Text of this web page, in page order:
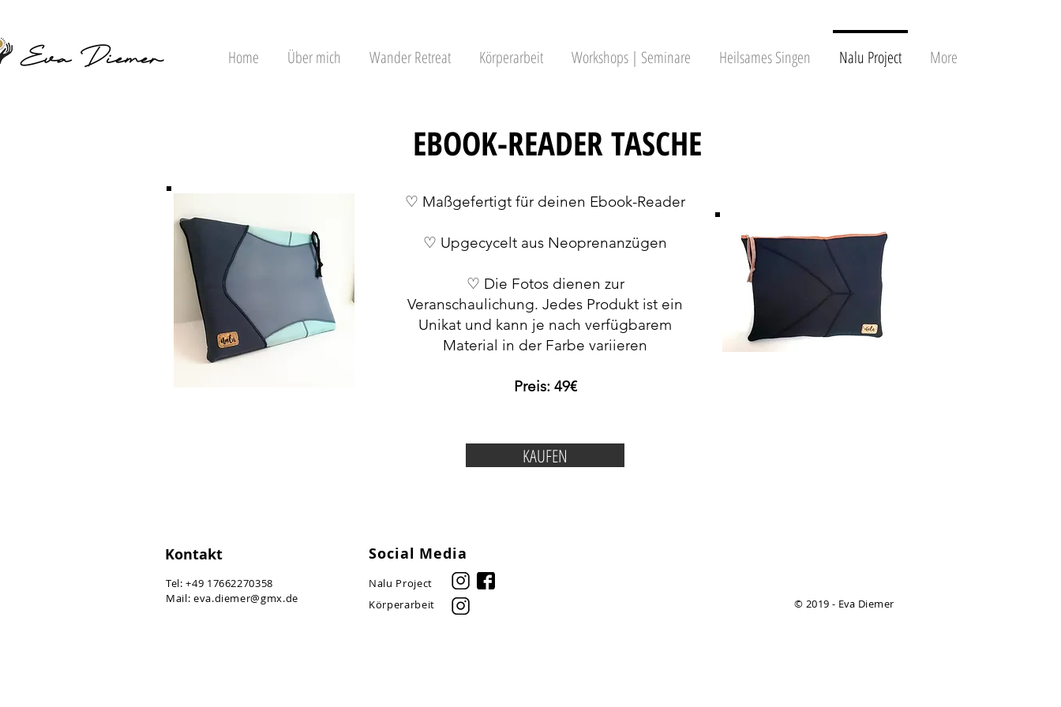
Home Über mich Wander Retreat Körperarbeit Workshops | Seminare Heilsames Singen Nalu Project More
EBOOK-READER TASCHE
♡ Maßgefertigt für deinen Ebook-Reader
♡ Upgecycelt aus Neoprenanzügen
♡ Die Fotos dienen zur
Veranschaulichung. Jedes Produkt ist ein
Unikat und kann je nach verfügbarem
Material in der Farbe variieren
Preis: 49€
KAUFEN
Kontakt Social Media
​Tel: +49 17662270358
Mail: eva.diemer@gmx.de
Nalu Project
Körperarbeit
© 2019 - Eva Diemer